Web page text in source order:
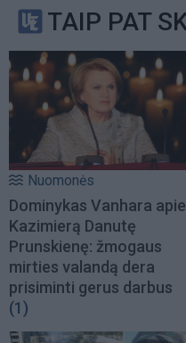
TAIP PAT
Nuomonės
Dominykas Vanhara apie
Kazimierą Danutę
Prunskienę: žmogaus
mirties valandą dera
prisiminti gerus darbus
(1)